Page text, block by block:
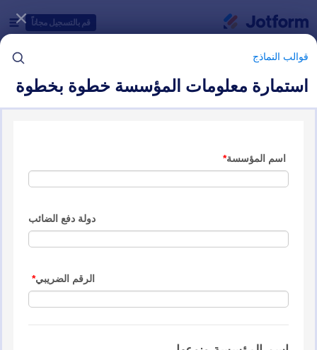
قم بالتسجيل مجاناً
قوالب النماذج
استمارة معلومات المؤسسة خطوة بخطوة
قوالب النماذج
نماذج تسجيل الاشتراك
فئات قوالب النماذج